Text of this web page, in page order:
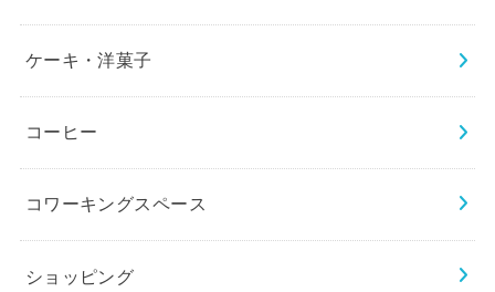
ケーキ・洋菓子
コーヒー
コワーキングスペース
ショッピング